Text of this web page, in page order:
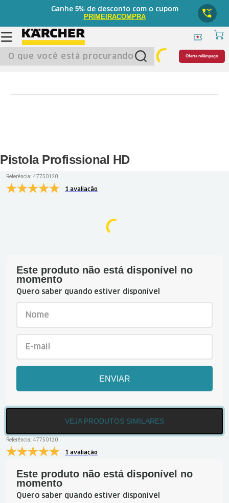
Ganhe 5%de desconto com o cupom
PRIMEIRACOMPRA
O que você está procurando? Oferta relâmpago
Pistola Profissional HD
Referência::47750120
1 avaliação
Este produto não está disponível no
momento
Quero saber quando estiver disponível
ENVIAR
VEJA PRODUTOS SIMILARES
Referência::47750120
1 avaliação
Este produto não está disponível no
momento
Quero saber quando estiver disponível